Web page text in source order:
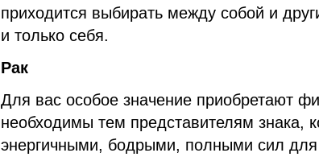
приходится выбирать между собой и
и только себя.
Рак
Для вас особое значение приобретают
необходимы тем представителям знака,
энергичными, бодрыми, полными сил для